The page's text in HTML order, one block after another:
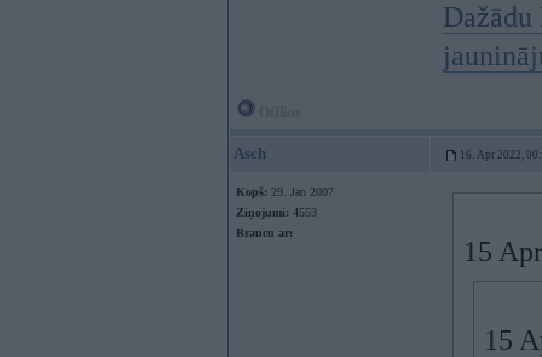
Asch 16. Apr 2022,
Kopš: 29. Jan 2007
Ziņojumi: 4553
Braucu ar:
15
15